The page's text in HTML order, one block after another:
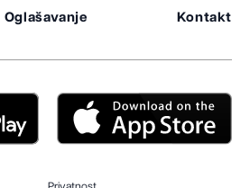
Oglašavanje Kontakt
Privatnost